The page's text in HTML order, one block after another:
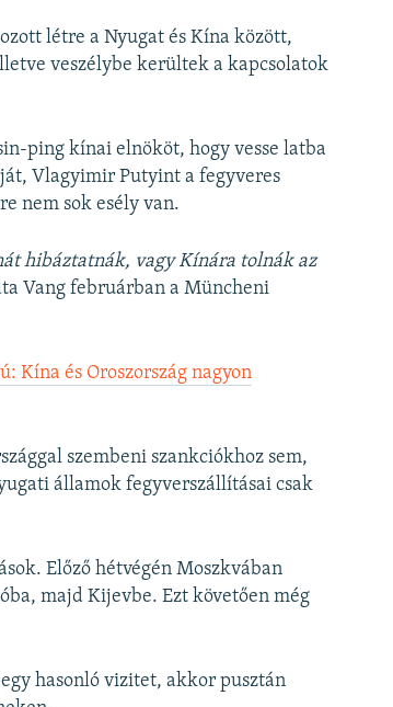
létre a Nyugat és Kína között,
veszélybe kerültek a kapcsolatok
ping kínai elnököt, hogy vesse latba
Vlagyimir Putyint a fegyveres
nem sok esély van.
hibáztatnák, vagy Kínára tolnák az
Vang februárban a Müncheni
Kína és Oroszország nagyon
szembeni szankciókhoz sem,
államok fegyverszállításai csak
Előző hétvégén Moszkvában
majd Kijevbe. Ezt követően még
hasonló vizitet, akkor pusztán